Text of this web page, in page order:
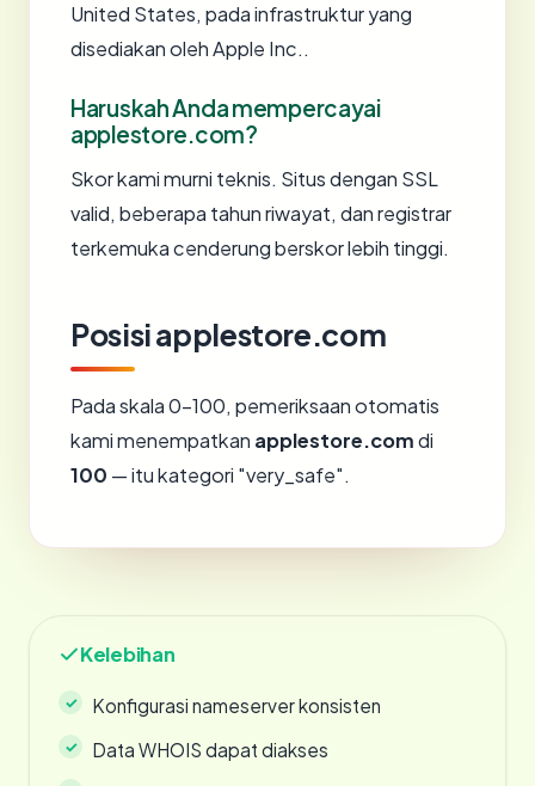
United States, pada infrastruktur yang
disediakan oleh Apple Inc..
Haruskah Anda mempercayai
applestore.com?
Skor kami murni teknis. Situs dengan SSL
valid, beberapa tahun riwayat, dan registrar
terkemuka cenderung berskor lebih tinggi.
Posisi applestore.com
Pada skala 0-100, pemeriksaan otomatis
kami menempatkan applestore.comdi
100 — itu kategori "very_safe".
Kelebihan
Konfigurasi nameserver konsisten
Data WHOIS dapat diakses